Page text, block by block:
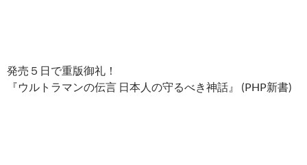
発売５日で重版御礼！
『ウルトラマンの伝言 日本人の守るべき神話』 (PHP新書)